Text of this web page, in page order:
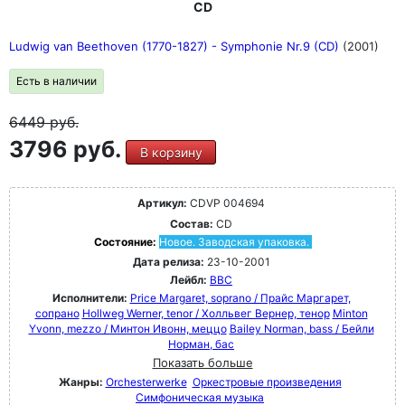
CD
Ludwig van Beethoven (1770-1827) - Symphonie Nr.9 (CD) (2001)
Есть в наличии
6449руб.
3796 руб. В корзину
Артикул: CDVP 004694
Состав: CD
Состояние: Новое. Заводская упаковка.
Дата релиза: 23-10-2001
Лейбл: BBC
Исполнители: Price Margaret, soprano / Прайс Маргарет,
сопрано Hollweg Werner, tenor / Холльвег Вернер, тенор Minton
Yvonn, mezzo / Минтон Ивонн, меццо Bailey Norman, bass / Бейли
Норман, бас
Показать больше
Жанры: Orchesterwerke Оркестровые произведения
Симфоническая музыка